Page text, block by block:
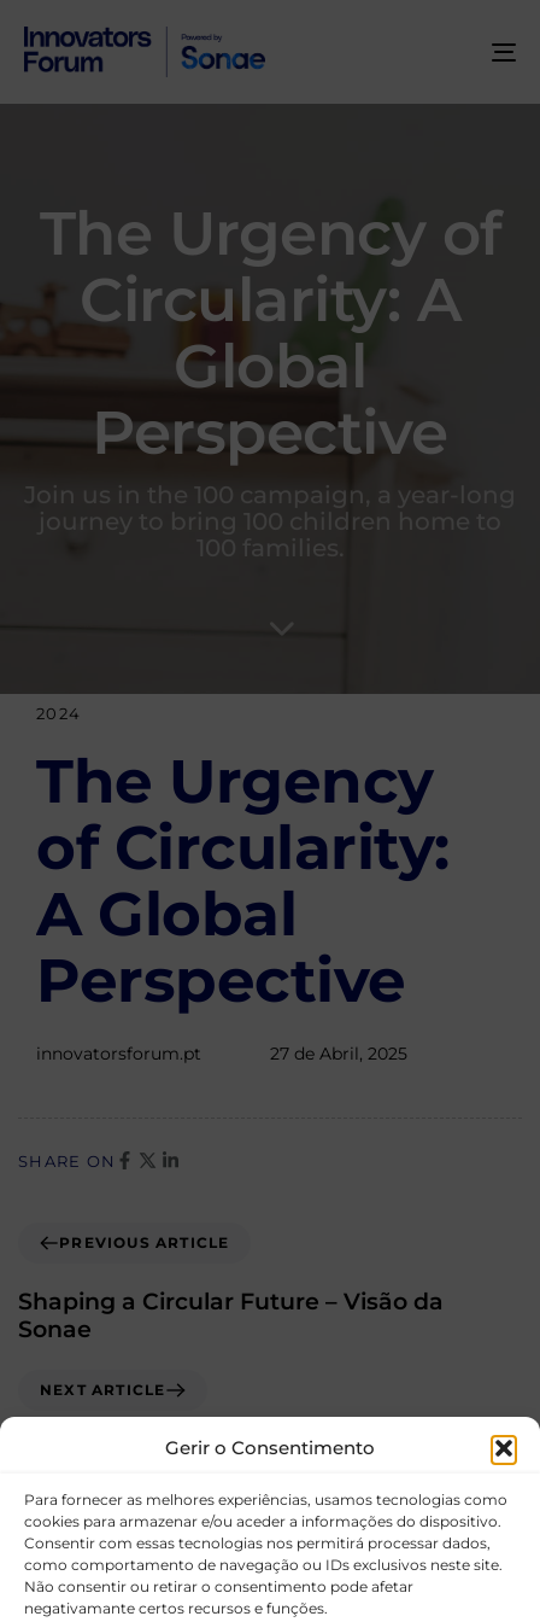
Gerir o Consentimento
Para fornecer as melhores experiências, usamos tecnologias como
cookies para armazenar e/ou aceder a informações do dispositivo.
Consentir com essas tecnologias nos permitirá processar dados,
como comportamento de navegação ou IDs exclusivos neste site.
Não consentir ou retirar o consentimento pode afetar
negativamante certos recursos e funções.
The Urgency of
Circularity: A
Global
Perspective
Join us in the 100 campaign, a year-long
journey to bring 100 children home to
100 families.
PUBLISHED
2024
The Urgency
of Circularity:
A Global
Perspective
Author
innovatorsforum.pt
Published
27 de Abril, 2025
SHARE ON
PREVIOUS ARTICLE
Shaping a Circular Future – Visão da
Sonae
NEXT ARTICLE
Designing an Economy for Positive Impact